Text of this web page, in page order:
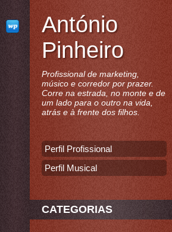
António
Pinheiro
Profissional de marketing,
músico e corredor por prazer.
Corre na estrada, no monte e de
um lado para o outro na vida,
atrás e à frente dos filhos.
Perfil Profissional
Perfil Musical
CATEGORIAS